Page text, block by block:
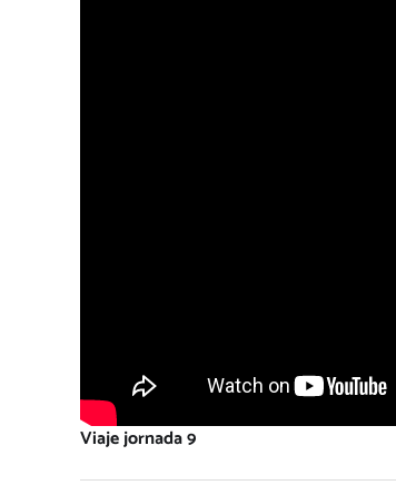
Viaje jornada 9